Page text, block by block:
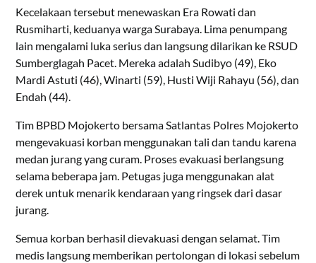
Kecelakaan tersebut menewaskan Era Rowati dan
Rusmiharti, keduanya warga Surabaya. Lima penumpang
lain mengalami luka serius dan langsung dilarikan ke RSUD
Sumberglagah Pacet. Mereka adalah Sudibyo (49), Eko
Mardi Astuti (46), Winarti (59), Husti Wiji Rahayu (56), dan
Endah (44).
Tim BPBD Mojokerto bersama Satlantas Polres Mojokerto
mengevakuasi korban menggunakan tali dan tandu karena
medan jurang yang curam. Proses evakuasi berlangsung
selama beberapa jam. Petugas juga menggunakan alat
derek untuk menarik kendaraan yang ringsek dari dasar
jurang.
Semua korban berhasil dievakuasi dengan selamat. Tim
medis langsung memberikan pertolongan di lokasi sebelum